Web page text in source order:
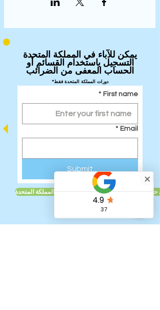
يمكن للآباء في المملكة المتحدة
التسجيل باستخدام القسائم أو
الحساب المعفى من الضرائب
*دورات المملكة المتحدة فقط
First name
*
Email
*
Submit
حسابات الأطفال المعفاة من الضرائب في المملكة المتحدة